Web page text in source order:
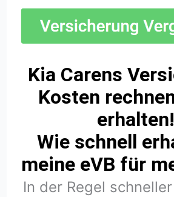
Kia Carens
Kosten
erhalten!
Wie schnell
meine eVB für
In der Regel